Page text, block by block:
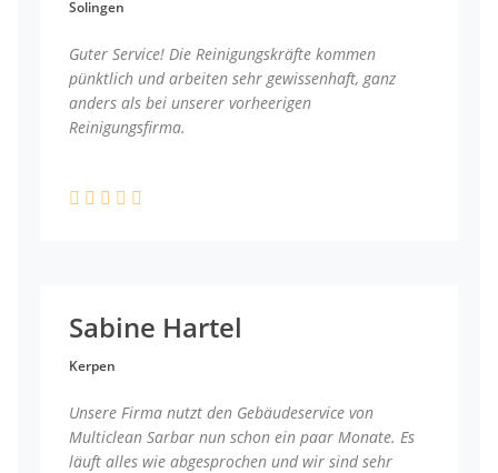
Solingen
Guter Service! Die Reinigungskräfte kommen
pünktlich und arbeiten sehr gewissenhaft, ganz
anders als bei unserer vorheerigen
Reinigungsfirma.
Sabine Hartel
Kerpen
Unsere Firma nutzt den Gebäudeservice von
Multiclean Sarbar nun schon ein paar Monate. Es
läuft alles wie abgesprochen und wir sind sehr